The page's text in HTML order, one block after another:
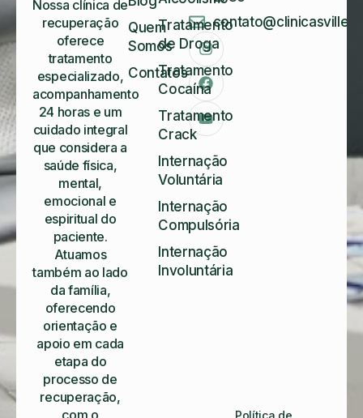
Nossa clínica de
recuperação
oferece
tratamento
especializado,
acompanhamento
24 horas e um
cuidado integral
que considera a
saúde física,
mental,
emocional e
espiritual do
paciente.
Atuamos
também ao lado
da família,
oferecendo
orientação e
apoio em cada
etapa do
processo de
recuperação,
Quem
Somos
Contatos
Tratamento
de Droga
Tratamento
Cocaína
Tratamento
Crack
Internação
Voluntária
Internação
Compulsória
Internação
Involuntária